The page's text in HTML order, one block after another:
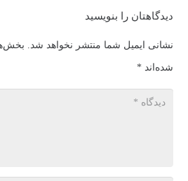
دیدگاهتان را بنویسید
نشانی ایمیل شما منتشر نخواهد شد.
شده‌اند *